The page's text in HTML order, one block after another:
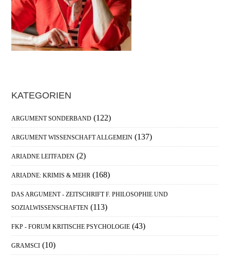
Haupt-
Sidebar
KATEGORIEN
ARGUMENT SONDERBAND (122)
ARGUMENT WISSENSCHAFT ALLGEMEIN (137)
ARIADNE LEITFADEN (2)
ARIADNE: KRIMIS & MEHR (168)
DAS ARGUMENT - ZEITSCHRIFT F. PHILOSOPHIE UND
SOZIALWISSENSCHAFTEN (113)
FKP - FORUM KRITISCHE PSYCHOLOGIE (43)
GRAMSCI (10)